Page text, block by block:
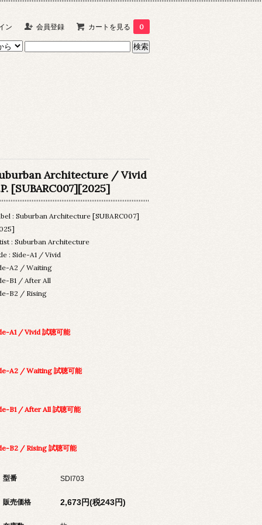
ン 会員登録 カートを見る 0
Architecture / Vivid
[SUBARC007][2025]
: Suburban Architecture [SUBARC007]
: Suburban Architecture
: Side-A1 / Vivid
A2 / Waiting
B1 / After All
B2 / Rising
A1 / Vivid 試聴可能
A2 / Waiting 試聴可能
B1 / After All 試聴可能
B2 / Rising 試聴可能
型番 SDI703
販売価格 2,673円(税243円)